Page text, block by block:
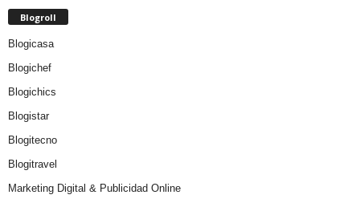
Blogroll
Blogicasa
Blogichef
Blogichics
Blogistar
Blogitecno
Blogitravel
Marketing Digital & Publicidad Online